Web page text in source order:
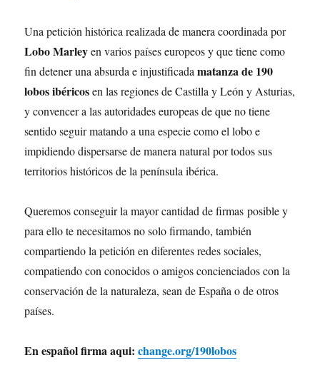
Una petición histórica realizada de manera coordinada por
Lobo Marleyen varios países europeos y que tiene como
fin detener una absurda e injustificadamatanza de 190
lobos ibéricosen las regiones de Castilla y León y Asturias,
y convencer a las autoridades europeas de que no tiene
sentido seguir matando a una especie como el lobo e
impidiendo dispersarse de manera natural por todos sus
territorios históricos de la península ibérica.
Queremos conseguir la mayor cantidad de firmas posible y
para ello te necesitamos no solo firmando, también
compartiendo la petición en diferentes redes sociales,
compatiendo con conocidos o amigos concienciados con la
conservación de la naturaleza, sean de España o de otros
países.
En español firma aqui:change.org/190lobos